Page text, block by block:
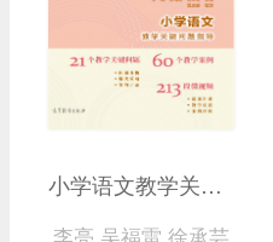
小学语文教学关键问题指导
李亮 吴福雷 徐承芸